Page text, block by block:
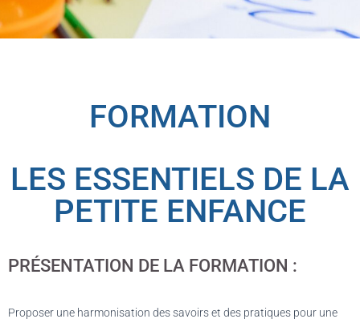
FORMATION
LES ESSENTIELS DE LA
PETITE ENFANCE
PRÉSENTATION DE LA FORMATION :
Proposer une harmonisation des savoirs et des pratiques pour une